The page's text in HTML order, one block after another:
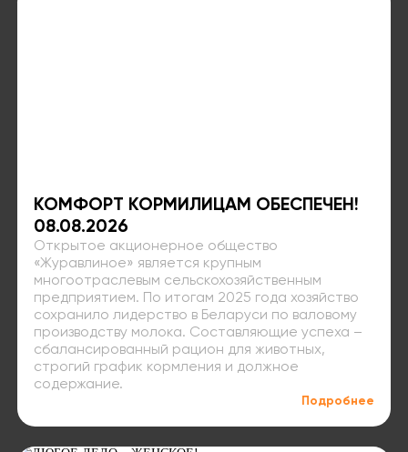
КОМФОРТ КОРМИЛИЦАМ ОБЕСПЕЧЕН!
08.08.2026
Открытое акционерное общество
«Журавлиное» является крупным
многоотраслевым сельскохозяйственным
предприятием. По итогам 2025 года хозяйство
сохранило лидерство в Беларуси по валовому
производству молока. Составляющие успеха –
сбалансированный рацион для животных,
строгий график кормления и должное
содержание.
Подробнее